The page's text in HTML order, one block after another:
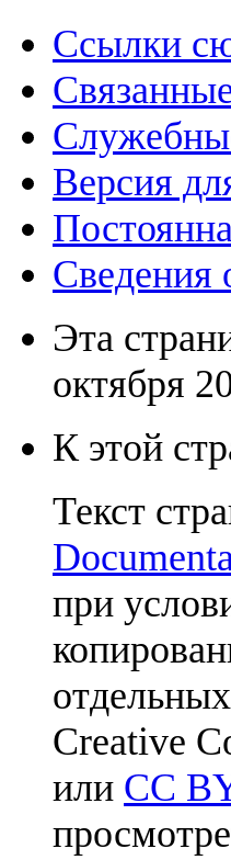
Ссылки
Версия
Сведения
Эта
октября
К этой
Текст
при
Creative
или CC